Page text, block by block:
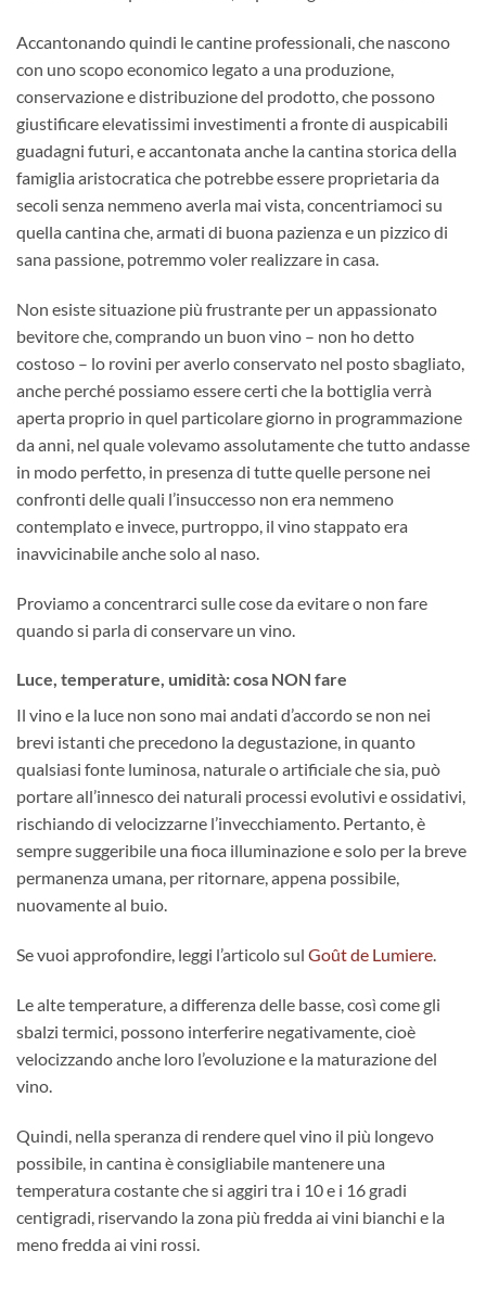
Accantonando quindi le cantine professionali, che nascono
con uno scopo economico legato a una produzione,
conservazione e distribuzione del prodotto, che possono
giustificare elevatissimi investimenti a fronte di auspicabili
guadagni futuri, e accantonata anche la cantina storica della
famiglia aristocratica che potrebbe essere proprietaria da
secoli senza nemmeno averla mai vista, concentriamoci su
quella cantina che, armati di buona pazienza e un pizzico di
sana passione, potremmo voler realizzare in casa.
Non esiste situazione più frustrante per un appassionato
bevitore che, comprando un buon vino – non ho detto
costoso – lo rovini per averlo conservato nel posto sbagliato,
anche perché possiamo essere certi che la bottiglia verrà
aperta proprio in quel particolare giorno in programmazione
da anni, nel quale volevamo assolutamente che tutto andasse
in modo perfetto, in presenza di tutte quelle persone nei
confronti delle quali l’insuccesso non era nemmeno
contemplato e invece, purtroppo, il vino stappato era
inavvicinabile anche solo al naso.
Proviamo a concentrarci sulle cose da evitare o non fare
quando si parla di conservare un vino.
Luce, temperature, umidità: cosa NON fare
Il vino e la luce non sono mai andati d’accordo se non nei
brevi istanti che precedono la degustazione, in quanto
qualsiasi fonte luminosa, naturale o artificiale che sia, può
portare all’innesco dei naturali processi evolutivi e ossidativi,
rischiando di velocizzarne l’invecchiamento. Pertanto, è
sempre suggeribile una fioca illuminazione e solo per la breve
permanenza umana, per ritornare, appena possibile,
nuovamente al buio.
Se vuoi approfondire, leggi l’articolo sul Goût de Lumiere.
Le alte temperature, a differenza delle basse, così come gli
sbalzi termici, possono interferire negativamente, cioè
velocizzando anche loro l’evoluzione e la maturazione del
vino.
Quindi, nella speranza di rendere quel vino il più longevo
possibile, in cantina è consigliabile mantenere una
temperatura costante che si aggiri tra i 10 e i 16 gradi
centigradi, riservando la zona più fredda ai vini bianchi e la
meno fredda ai vini rossi.